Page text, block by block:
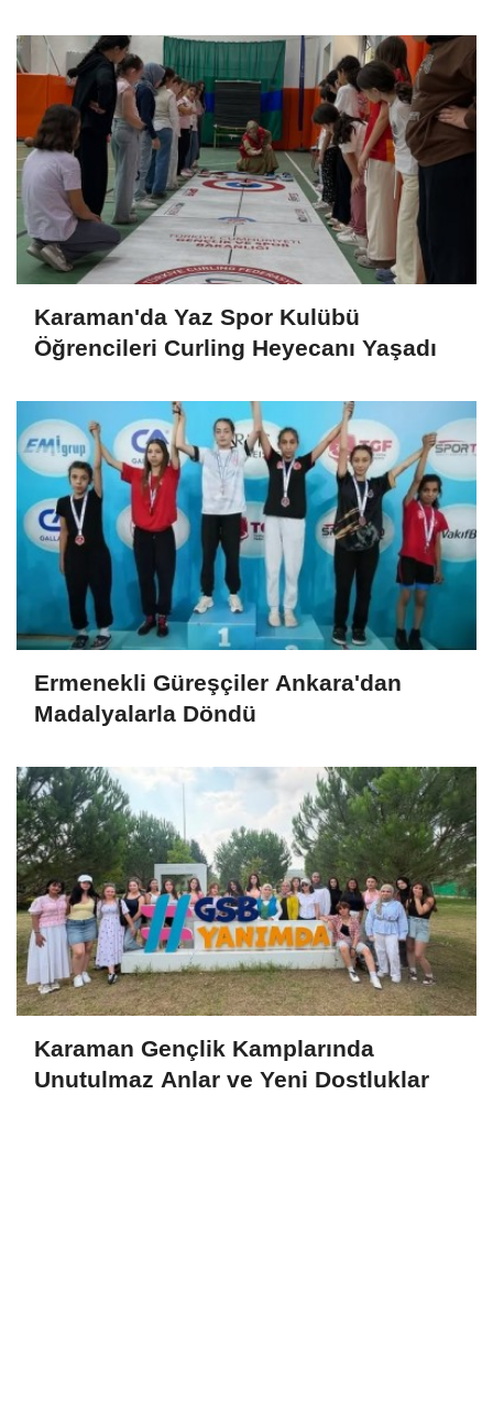
Karaman'da Yaz Spor Kulübü
Öğrencileri Curling Heyecanı Yaşadı
Ermenekli Güreşçiler Ankara'dan
Madalyalarla Döndü
Karaman Gençlik Kamplarında
Unutulmaz Anlar ve Yeni Dostluklar